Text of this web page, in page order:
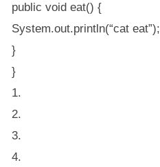
public void eat() {
System.out.println(“cat eat”);
}
}
1.
2.
3.
4.